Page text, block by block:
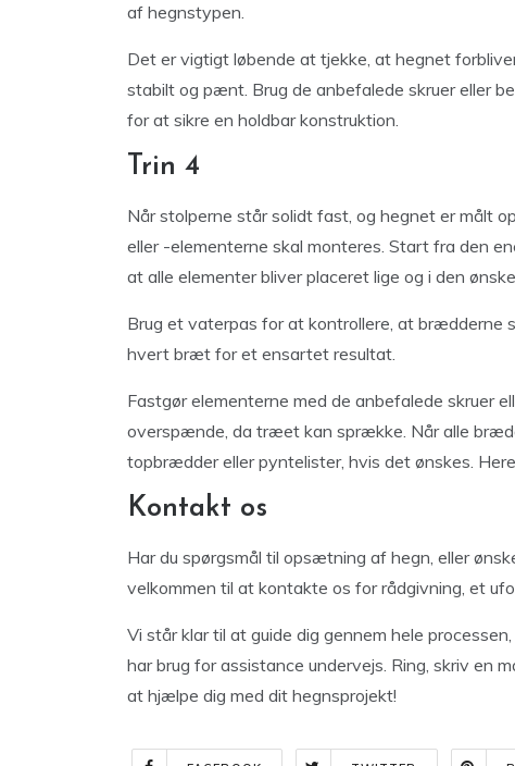
af hegnstypen.
Det er vigtigt løbende at tjekke, at hegnet
stabilt og pænt. Brug de anbefalede skruer eller
for at sikre en holdbar konstruktion.
Trin 4
Når stolperne står solidt fast, og hegnet er målt
eller -elementerne skal monteres. Start fra den
at alle elementer bliver placeret lige og i den
Brug et vaterpas for at kontrollere, at brædderne
hvert bræt for et ensartet resultat.
Fastgør elementerne med de anbefalede skruer
overspænde, da træet kan sprække. Når alle
topbrædder eller pyntelister, hvis det ønskes.
Kontakt os
Har du spørgsmål til opsætning af hegn, eller
velkommen til at kontakte os for rådgivning, et
Vi står klar til at guide dig gennem hele
har brug for assistance undervejs. Ring, skriv en
at hjælpe dig med dit hegnsprojekt!